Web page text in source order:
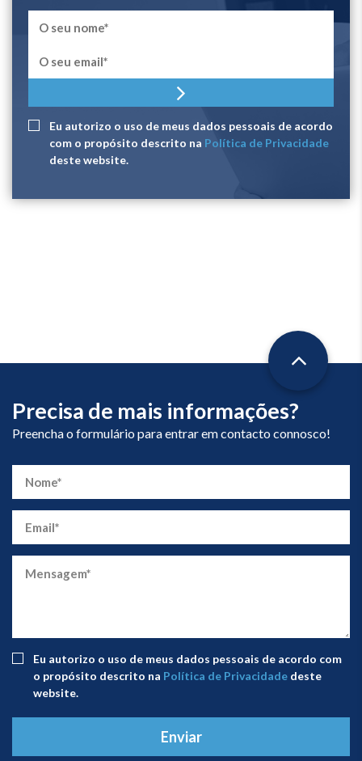
Eu autorizo ​​o uso de meus dados pessoais de acordo
com o propósito descrito na Política de Privacidade
deste website.
Precisa de mais informações?
Preencha o formulário para entrar em contacto connosco!
Eu autorizo ​​o uso de meus dados pessoais de acordo com
o propósito descrito na Política de Privacidade deste
website.
Enviar